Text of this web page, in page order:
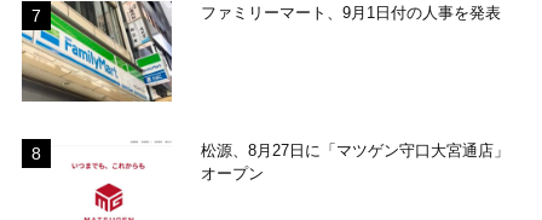
ファミリーマート、9月1日付の人事を発表
松源、8月27日に「マツゲン守口大宮通店」
オープン